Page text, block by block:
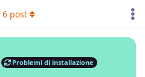
Problemi di installazione
6post